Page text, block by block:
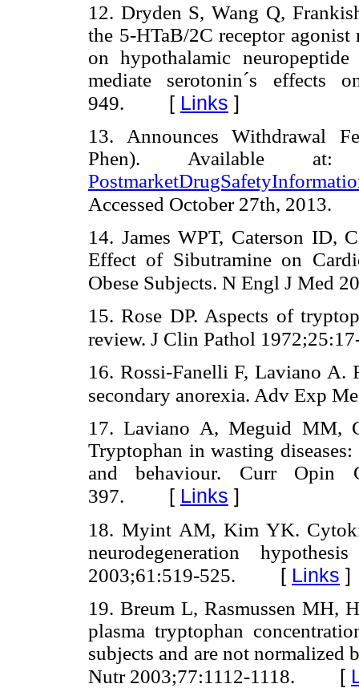
12. Dryden S, Wang Q,
the 5-HTaB/2C receptor
on hypothalamic
mediate serotonin´s effects
949. [ Links ]
13. Announces Withdrawal
Phen). Available
Accessed October 27th, 2013.
14. James WPT, Caterson ID,
Effect of Sibutramine on
Obese Subjects. N Engl J Med
15. Rose DP. Aspects of
review. J Clin Pathol
16. Rossi-Fanelli F, Laviano A.
secondary anorexia. Adv Exp
17. Laviano A, Meguid MM,
Tryptophan in wasting
and behaviour. Curr Opin
397. [ Links ]
18. Myint AM, Kim YK.
neurodegeneration
2003;61:519-525. [ Links ]
19. Breum L, Rasmussen MH,
plasma tryptophan
subjects and are not
Nutr 2003;77:1112-1118. [